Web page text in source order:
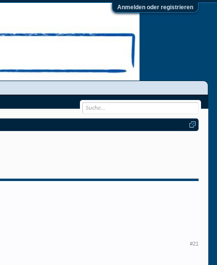
Anmelden oder registrieren
#21